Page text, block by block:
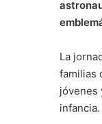
La
familias
jóvenes
infancia.